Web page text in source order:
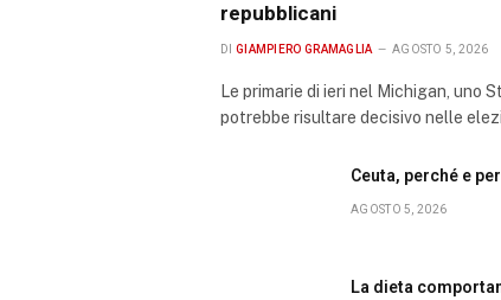
repubblicani
DI GIAMPIERO GRAMAGLIA AGOSTO 5, 2026
Le primarie di ieri nel Michigan, uno
potrebbe risultare decisivo nelle
Ceuta, perché e
AGOSTO 5, 2026
La dieta